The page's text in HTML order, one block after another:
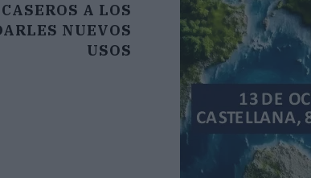
A LOS
NUEVOS
USOS